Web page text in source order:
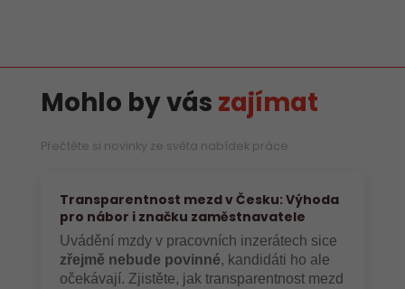
Mohlo by vás zajímat
Přečtěte si novinky ze světa nabídek práce
Transparentnost mezd v Česku: Výhoda
pro nábor i značku zaměstnavatele
Uvádění mzdy v pracovních inzerátech sice
zřejmě nebude povinné, kandidáti ho ale
očekávají. Zjistěte, jak transparentnost mezd